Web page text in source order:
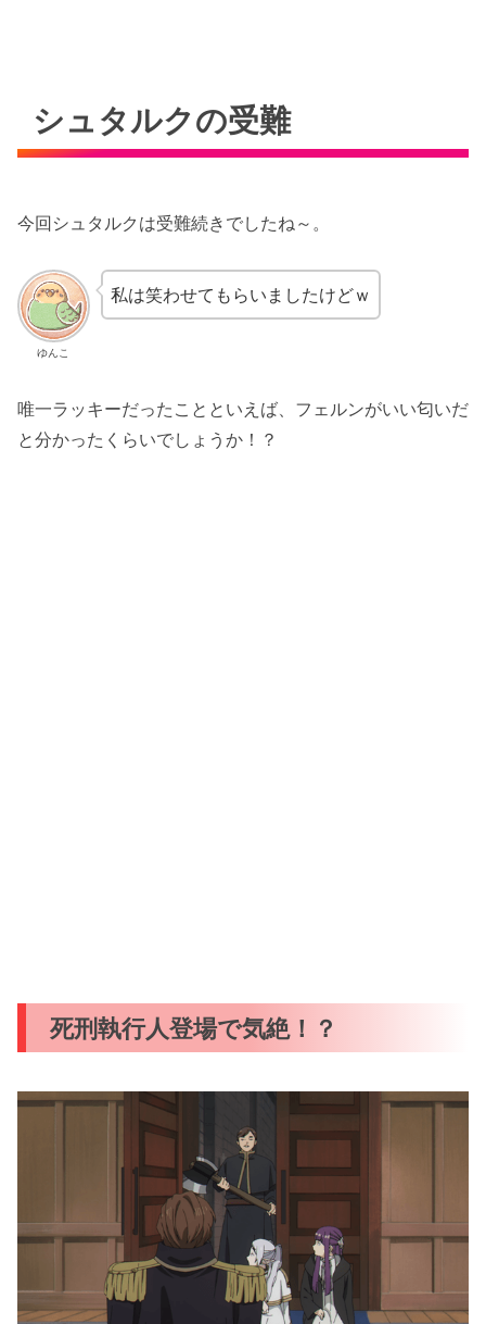
シュタルクの受難
今回シュタルクは受難続きでしたね～。
ゆんこ
私は笑わせてもらいましたけどｗ
唯一ラッキーだったことといえば、フェルンがいい匂いだ
と分かったくらいでしょうか！？
死刑執行人登場で気絶！？